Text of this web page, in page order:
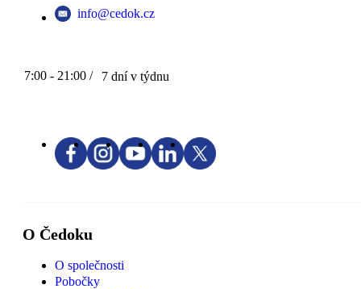
info@cedok.cz
7:00 - 21:00 / 7 dní v týdnu
O Čedoku
O společnosti
Pobočky